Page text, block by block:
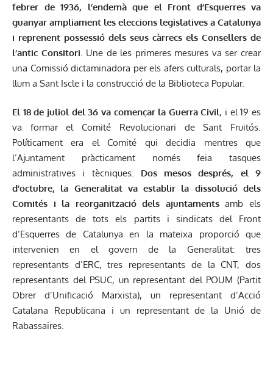
febrer de 1936, l’endemà que el Front d’Esquerres va
guanyar ampliament les eleccions legislatives a Catalunya
i reprenent possessió dels seus càrrecs els Consellers de
l’antic Consitori . Une de les primeres mesures va ser crear
una Comissió dictaminadora per els afers culturals, portar la
llum a Sant Iscle i la construcció de la Biblioteca Popular.
El 18 de juliol del 36 va començar la Guerra Civil, i el 19 es
va formar el Comité Revolucionari de Sant Fruitós.
Políticament era el Comité qui decidia mentres que
l’Ajuntament pràcticament només feia tasques
administratives i tècniques. Dos mesos després, el 9
d’octubre, la Generalitat va establir la dissolució dels
Comités i la reorganització dels ajuntamentsamb els
representants de tots els partits i sindicats del Front
d’Esquerres de Catalunya en la mateixa proporció que
intervenien en el govern de la Generalitat: tres
representants d’ERC, tres representants de la CNT, dos
representants del PSUC, un representant del POUM (Partit
Obrer d’Unificació Marxista), un representant d’Acció
Catalana Republicana i un representant de la Unió de
Rabassaires.